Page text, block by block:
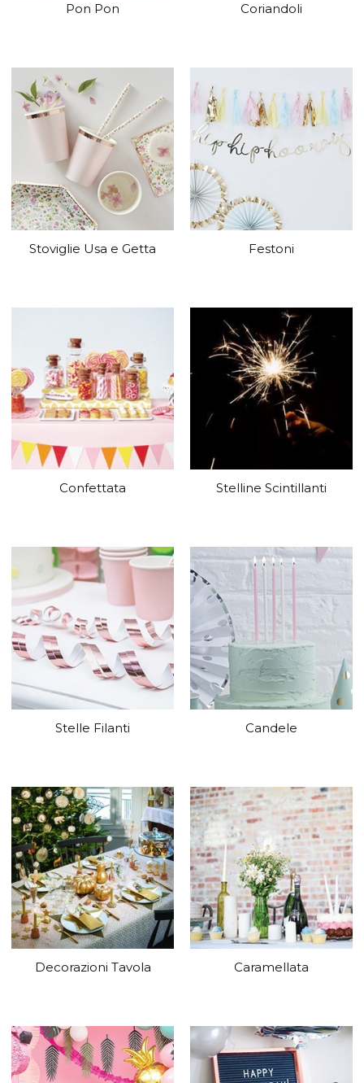
Pon Pon Coriandoli
Stoviglie Usa e Getta Festoni
Confettata Stelline Scintillanti
Stelle Filanti Candele
Decorazioni Tavola Caramellata